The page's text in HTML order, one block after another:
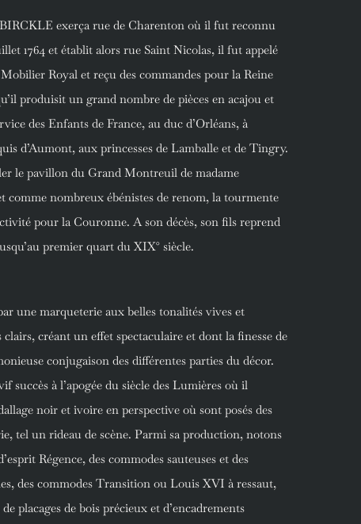
exerça rue de Charenton où il fut reconnu
1764 et établit alors rue Saint Nicolas, il fut appelé
Royal et reçu des commandes pour la Reine
produisit un grand nombre de pièces en acajou et
des Enfants de France, au duc d’Orléans, à
d’Aumont, aux princesses de Lamballe et de Tingry.
le pavillon du Grand Montreuil de madame
comme nombreux ébénistes de renom, la tourmente
pour la Couronne. A son décès, son fils reprend
premier quart du XIX° siècle.
une marqueterie aux belles tonalités vives et
créant un effet spectaculaire et dont la finesse de
conjugaison des différentes parties du décor.
succès à l’apogée du siècle des Lumières où il
noir et ivoire en perspective où sont posés des
tel un rideau de scène. Parmi sa production, notons
Régence, des commodes sauteuses et des
des commodes Transition ou Louis XVI à ressaut,
placages de bois précieux et d’encadrements